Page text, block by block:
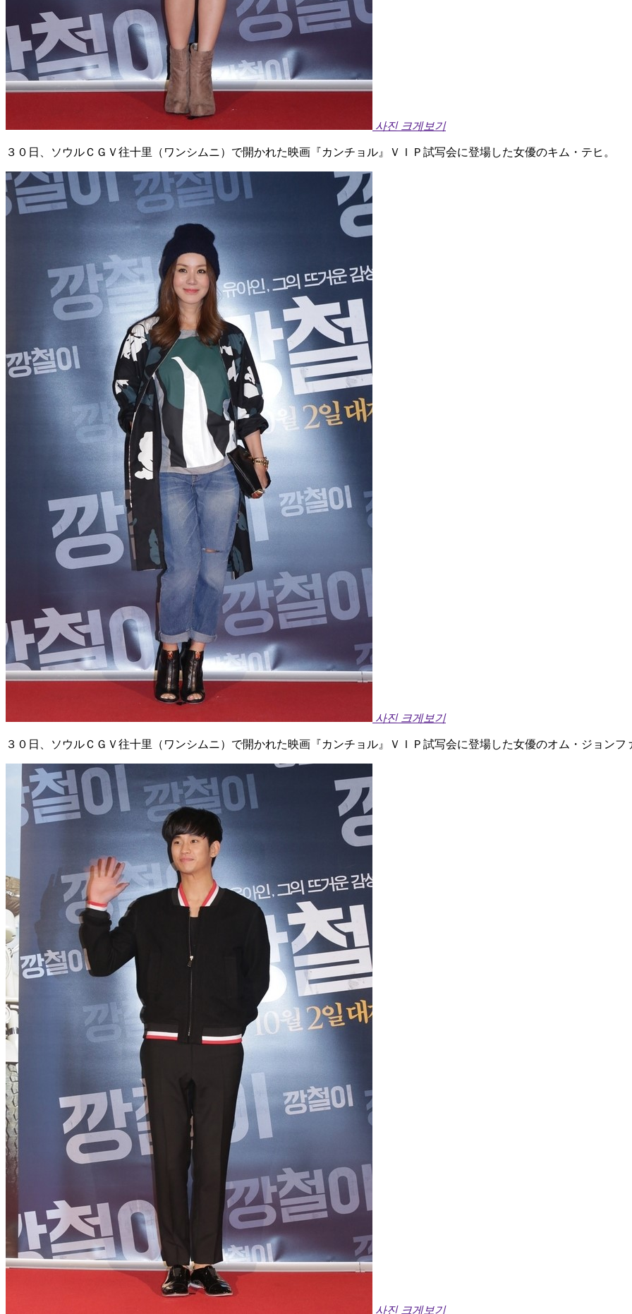
사진 크게보기
３０日、ソウルＣＧＶ往十里（ワンシムニ）で開かれた映画『カンチョル』ＶＩＰ試写会に登場した女優のキム・テヒ。
사진 크게보기
３０日、ソウルＣＧＶ往十里（ワンシムニ）で開かれた映画『カンチョル』ＶＩＰ試写会に登場した女優のオム・ジョンフ
사진 크게보기